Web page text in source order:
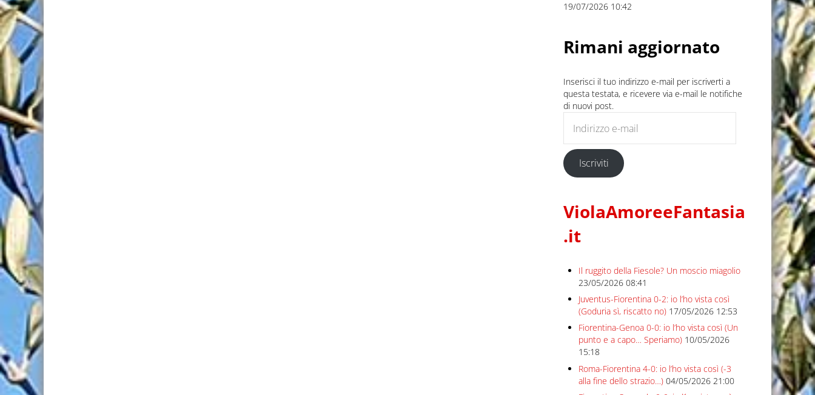
19/07/2026 10:42
Rimani aggiornato
Inserisci il tuo indirizzo e-mail per iscriverti a
questa testata, e ricevere via e-mail le notifiche
di nuovi post.
Iscriviti
ViolaAmoreeFantasia
.it
Il ruggito della Fiesole? Un moscio miagolio
23/05/2026 08:41
Juventus-Fiorentina 0-2: io l’ho vista così
(Goduria sì, riscatto no) 17/05/2026 12:53
Fiorentina-Genoa 0-0: io l’ho vista così (Un
punto e a capo… Speriamo) 10/05/2026
15:18
Roma-Fiorentina 4-0: io l’ho vista così (-3
alla fine dello strazio…) 04/05/2026 21:00